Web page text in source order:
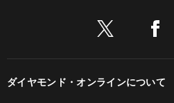
ダイヤモンド・オンラインについて